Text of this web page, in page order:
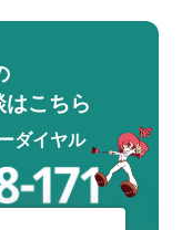
こちら
ダイヤル